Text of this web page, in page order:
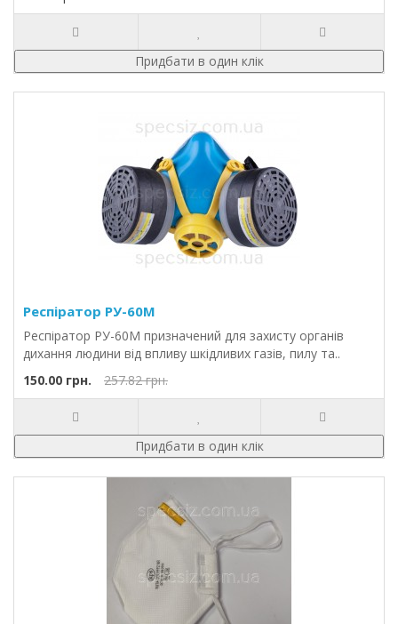
Придбати в один клік
Респіратор РУ-60М
Респіратор РУ-60М призначений для захисту органів
дихання людини від впливу шкідливих газів, пилу та..
150.00 грн.
257.82 грн.
Придбати в один клік